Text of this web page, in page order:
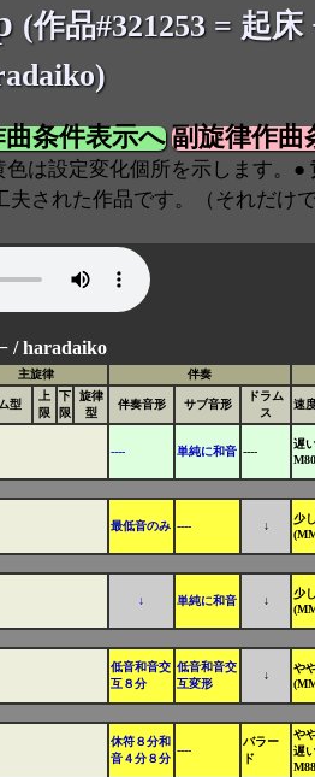
(作品#321253 = 起
条件表示へ副旋律作曲
は設定変化個所を示します。●
夫された作品です。（それだけ
/haradaiko
主旋律
伴奏
型
上
限
下
限
旋律
型
伴奏音形 サブ音形
ドラム
ス
速
---- 単純に和音 ----
遅
最低音のみ ---- ↓
少
↓ 単純に和音 ↓
少
低音和音交
互８分
低音和音交
互変形
↓
や
休符８分和
音４分８分
----
バラー
ド
や
遅